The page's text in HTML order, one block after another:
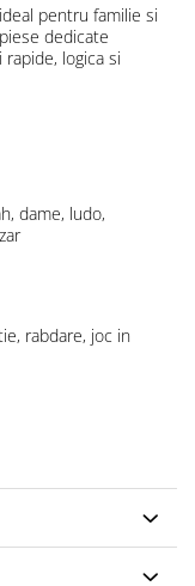
pentru familie si
dedicate
logica si
dame, ludo,
rabdare, joc in